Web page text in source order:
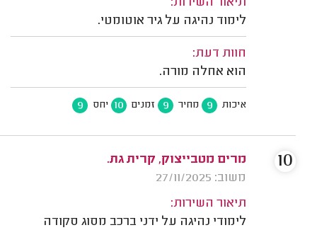
לימוד נהיגה על גיר אוטומטי.
חוות דעת:
הוא אחלה מורה.
איכות 9 מחיר 9 זמנים 10 יחס 9
מרים מטבייצוק, קרית גת.
משוב: 27/11/2025
תיאור השירות:
לימודי נהיגה על ידני ברכב מסוג סקודה
10